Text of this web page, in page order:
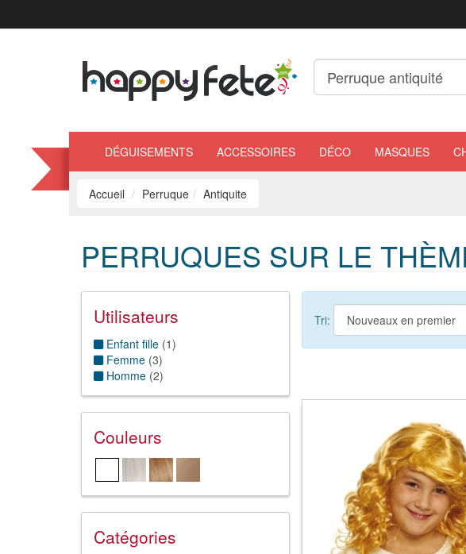
DÉGUISEMENTS ACCESSOIRES DÉCO MASQUES
Accueil Perruque Antiquite
PERRUQUES SUR LE
Utilisateurs
Enfant fille (1)
Femme (3)
Homme (2)
Couleurs
Catégories
Tri: